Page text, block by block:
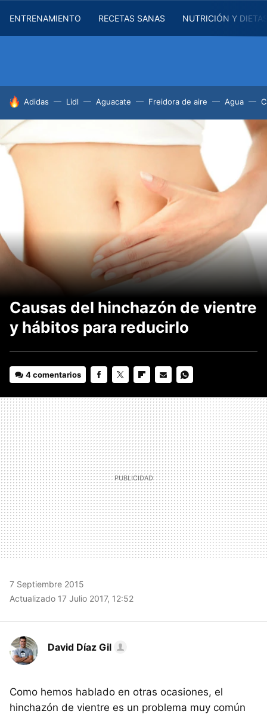
ENTRENAMIENTO RECETAS SANAS NUTRICIÓN Y
HOY SE HABLA DE
Adidas Lidl Aguacate Freidora de aire Agua
Causas del hinchazón de vientre
y hábitos para reducirlo
4 comentarios
MAIL
7 Septiembre 2015
Actualizado 17 Julio 2017, 12:52
David Díaz Gil
Como hemos hablado en otras ocasiones, el
hinchazón de vientre es un problema muy común